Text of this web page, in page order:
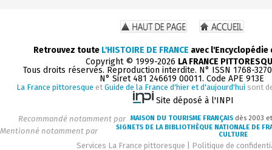
Retrouvez toute L'HISTOIRE DE FRANCE avec
Copyright © 1999-2026 LA FRANCE
Tous droits réservés. Reproduction interdite. N° ISSN 1768-
N° Siret 481 246619 00011. Code APE 913E
La France pittoresque et Guide de la France d'hier et d'aujourd'hui sont
Site déposé à l'INPI
Recommandé notamment par MAISON DU TOURISME FRANÇAIS dès 2003
Mentionné notamment par
SIGNETS DE LA BIBLIOTHÈQUE NATIONALE DE
CULTURE
Services La France pittoresque
Politique de